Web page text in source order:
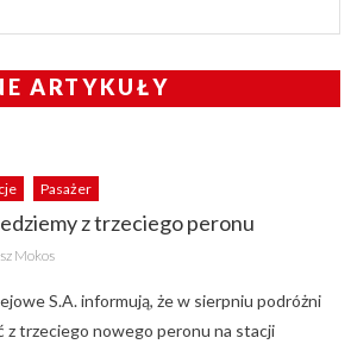
ARTYKUŁY
Pasażer
z trzeciego peronu
Mokos
S.A. informują, że w sierpniu podróżni
z trzeciego nowego peronu na stacji